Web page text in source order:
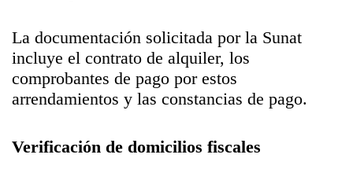
La documentación solicitada por la Sunat
incluye el contrato de alquiler, los
comprobantes de pago por estos
arrendamientos y las constancias de pago.
Verificación de domicilios fiscales